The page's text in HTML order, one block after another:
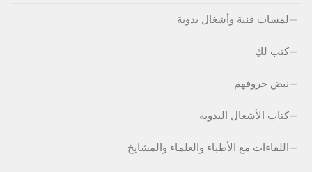
لمسات فنية وأشغال يدوية
كتب لكِ
نبض حروفهم
كتاب الأشغال اليدوية
اللقاءات مع الأطباء والعلماء والمشايخ